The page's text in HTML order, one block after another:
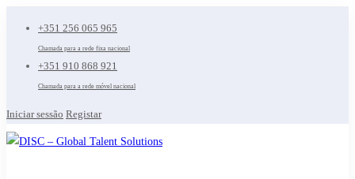
+351 256 065 965
Chamada para a rede fixa nacional
+351 910 868 921
Chamada para a rede móvel nacional
Iniciar sessão Registar